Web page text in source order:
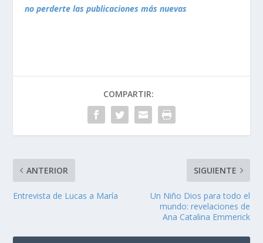
no perderte las publicaciones más nuevas
COMPARTIR:
ANTERIOR
Entrevista de Lucas a María
SIGUIENTE
Un Niño Dios para todo el
mundo: revelaciones de
Ana Catalina Emmerick